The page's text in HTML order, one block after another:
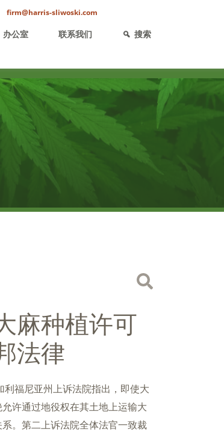
firm@harris-sliwoski.com
办公室 联系我们 搜索
麻种植许可
法律
福尼亚州上诉法院指出，即使大
许通过地役权在其土地上运输大
。第二上诉法院全体法官一致裁